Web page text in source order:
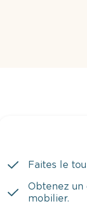
Faites le
Obtenez
mobilier.